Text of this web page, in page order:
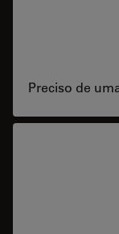
Preciso de